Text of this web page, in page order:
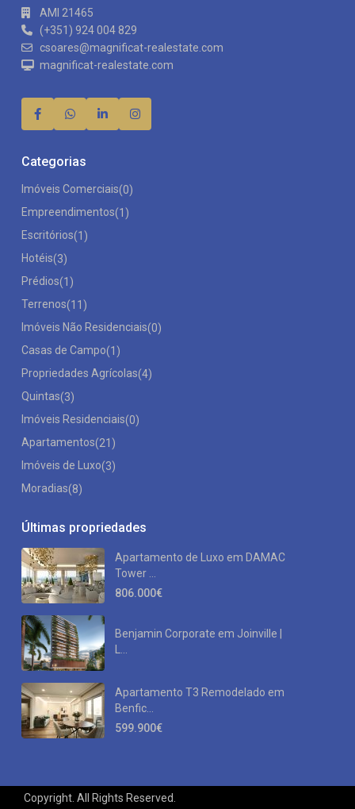
AMI 21465
(+351) 924 004 829
csoares@magnificat-realestate.com
magnificat-realestate.com
Categorias
Imóveis Comerciais(0)
Empreendimentos(1)
Escritórios(1)
Hotéis(3)
Prédios(1)
Terrenos(11)
Imóveis Não Residenciais(0)
Casas de Campo(1)
Propriedades Agrícolas(4)
Quintas(3)
Imóveis Residenciais(0)
Apartamentos(21)
Imóveis de Luxo(3)
Moradias(8)
Últimas propriedades
Apartamento de Luxo em DAMAC
Tower ...
806.000€
Benjamin Corporate em Joinville |
L...
Apartamento T3 Remodelado em
Benfic...
599.900€
Copyright. All Rights Reserved.